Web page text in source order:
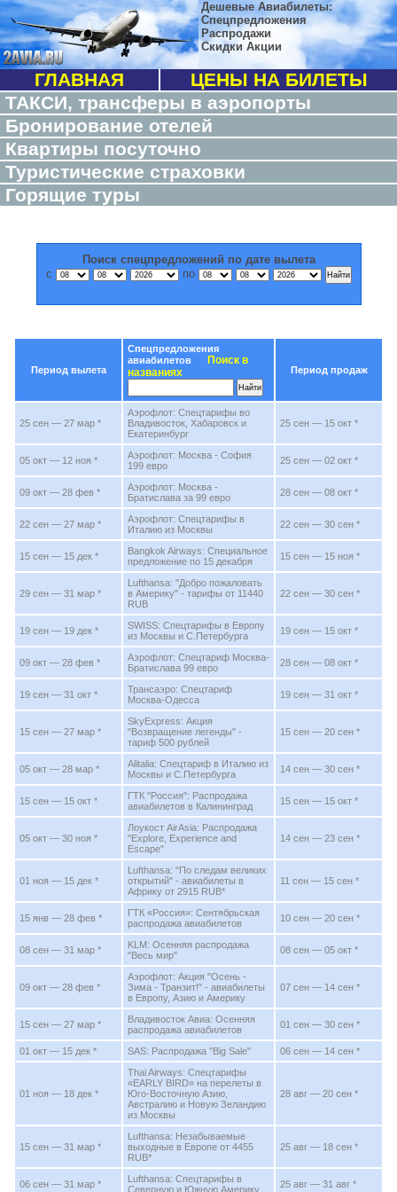
Дешевые Авиабилеты:
Спецпредложения
Распродажи
Скидки Акции
ГЛАВНАЯ
ЦЕНЫ НА БИЛЕТЫ
ТАКСИ, трансферы в аэропорты
Бронирование отелей
Квартиры посуточно
Туристические страховки
Горящие туры
Поиск спецпредложений по дате вылета
с
по
Период вылета
Спецпредложения
авиабилетов
Поиск в
названиях
Период продаж
25 сен — 27 мар *
Аэрофлот: Спецтарифы во
Владивосток, Хабаровск и
Екатеринбург
25 сен — 15 окт *
05 окт — 12 ноя *
Аэрофлот: Москва - София
199 евро
25 сен — 02 окт *
09 окт — 28 фев *
Аэрофлот: Москва -
Братислава за 99 евро
28 сен — 08 окт *
22 сен — 27 мар *
Аэрофлот: Спецтарифы в
Италию из Москвы
22 сен — 30 сен *
15 сен — 15 дек *
Bangkok Airways: Специальное
предложение по 15 декабря
15 сен — 15 ноя *
29 сен — 31 мар *
Lufthansa: "Добро пожаловать
в Америку" - тарифы от 11440
RUB
22 сен — 30 сен *
19 сен — 19 дек *
SWISS: Спецтарифы в Европу
из Москвы и С.Петербурга
19 сен — 15 окт *
09 окт — 28 фев *
Аэрофлот: Спецтариф Москва-
Братислава 99 евро
28 сен — 08 окт *
19 сен — 31 окт *
Трансаэро: Спецтариф
Москва-Одесса
19 сен — 31 окт *
15 сен — 27 мар *
SkyExpress: Акция
"Возвращение легенды" -
тариф 500 рублей
15 сен — 20 сен *
05 окт — 28 мар *
Alitalia: Спецтариф в Италию из
Москвы и С.Петербурга
14 сен — 30 сен *
15 сен — 15 окт *
ГТК "Россия": Распродажа
авиабилетов в Калининград
15 сен — 15 окт *
05 окт — 30 ноя *
Лоукост AirAsia: Распродажа
"Explore, Experience and
Escape"
14 сен — 23 сен *
01 ноя — 15 дек *
Lufthansa: "По следам великих
открытий" - авиабилеты в
Африку от 2915 RUB*
11 сен — 15 сен *
15 янв — 28 фев *
ГТК «Россия»: Сентябрьская
распродажа авиабилетов
10 сен — 20 сен *
08 сен — 31 мар *
KLM: Осенняя распродажа
"Весь мир"
08 сен — 05 окт *
09 окт — 28 фев *
Аэрофлот: Акция "Осень -
Зима - Транзит!" - авиабилеты
в Европу, Азию и Америку
07 сен — 14 сен *
15 сен — 27 мар *
Владивосток Авиа: Осенняя
распродажа авиабилетов
01 сен — 30 сен *
01 окт — 15 дек * SAS: Распродажа "Big Sale" 06 сен — 14 сен *
01 ноя — 18 дек *
Thai Airways: Спецтарифы
«EARLY BIRD» на перелеты в
Юго-Восточную Азию,
Австралию и Новую Зеландию
из Москвы
28 авг — 20 сен *
15 сен — 31 мар *
Lufthansa: Незабываемые
выходные в Европе от 4455
RUB*
25 авг — 18 сен *
06 сен — 31 мар *
Lufthansa: Спецтарифы в
Северную и Южную Америку
25 авг — 31 авг *